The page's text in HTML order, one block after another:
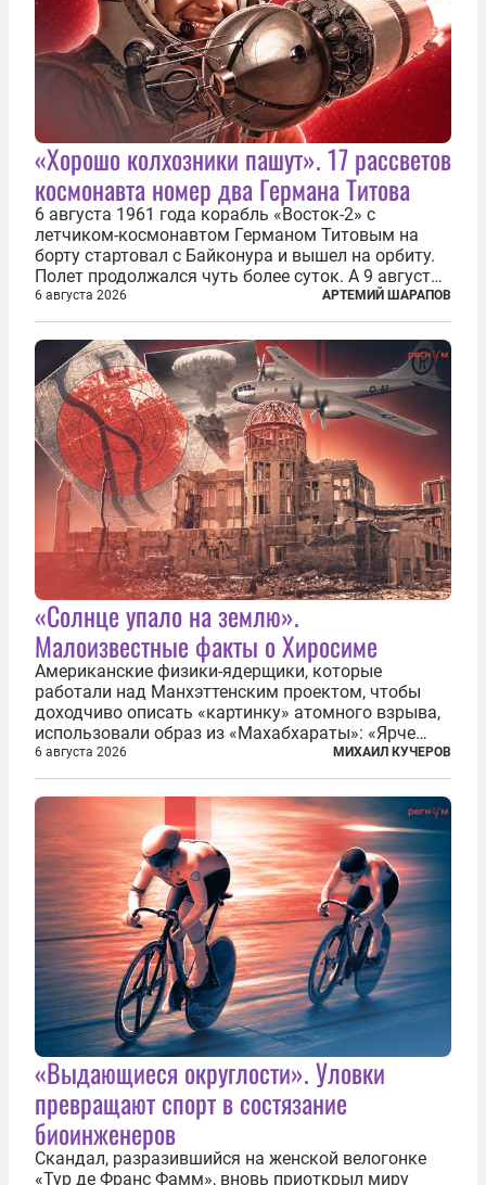
«Хорошо колхозники пашут». 17 рассветов
космонавта номер два Германа Титова
6 августа 1961 года корабль «Восток-2» с
летчиком-космонавтом Германом Титовым на
борту стартовал с Байконура и вышел на орбиту.
Полет продолжался чуть более суток. А 9 августа
второй человек в космосе получил звезду Героя
Советского Союза и орден Ленина. Миссия Титова
зачастую находится несколько...
6 августа 2026 АРТЕМИЙ ШАРАПОВ
«Солнце упало на землю».
Малоизвестные факты о Хиросиме
Американские физики-ядерщики, которые
работали над Манхэттенским проектом, чтобы
доходчиво описать «картинку» атомного взрыва,
использовали образ из «Махабхараты»: «Ярче
тысячи солнц пылало это пламя». Не все жители
японских городов Хиросимы и Нагасаки, на
которых США в августе 1945 года поставили...
6 августа 2026 МИХАИЛ КУЧЕРОВ
«Выдающиеся округлости». Уловки
превращают спорт в состязание
биоинженеров
Скандал, разразившийся на женской велогонке
«Тур де Франс Фамм», вновь приоткрыл миру